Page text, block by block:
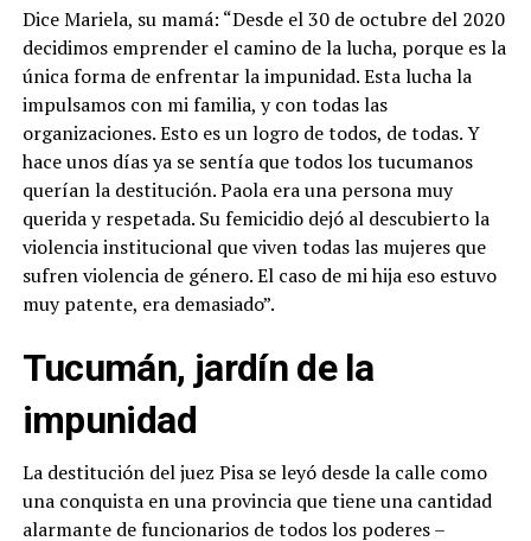
Dice Mariela, su mamá: “Desde el 30 de octubre del 2020
decidimos emprender el camino de la lucha, porque es la
única forma de enfrentar la impunidad. Esta lucha la
impulsamos con mi familia, y con todas las
organizaciones. Esto es un logro de todos, de todas. Y
hace unos días ya se sentía que todos los tucumanos
querían la destitución. Paola era una persona muy
querida y respetada. Su femicidio dejó al descubierto la
violencia institucional que viven todas las mujeres que
sufren violencia de género. El caso de mi hija eso estuvo
muy patente, era demasiado”.
Tucumán, jardín de la
impunidad
La destitución del juez Pisa se leyó desde la calle como
una conquista en una provincia que tiene una cantidad
alarmante de funcionarios de todos los poderes –